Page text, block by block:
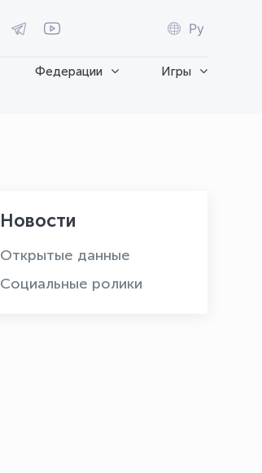
Ру
Федерации
Игры
Новости
Открытые данные
Социальные ролики